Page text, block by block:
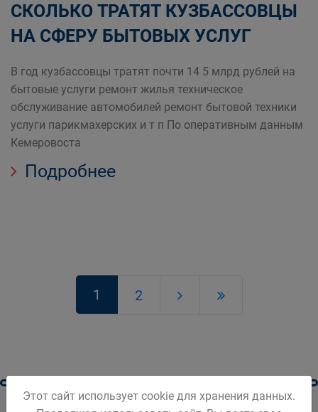
СКОЛЬКО ТРАТЯТ КУЗБАССОВЦЫ
НА СФЕРУ БЫТОВЫХ УСЛУГ
В год кузбассовцы тратят почти 14 5 млрд рублей на
бытовые услуги ремонт жилья техническое
обслуживание автомобилей ремонт бытовой техники
услуги парикмахерских и т п По оперативным данным
Кемеровоста
Подробнее
1 2
Паспорт города
Этот сайт использует cookie для хранения данных.